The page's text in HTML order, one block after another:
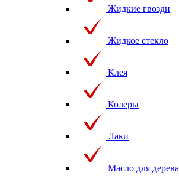
Жидкие гвозди
Жидкое стекло
Клея
Колеры
Лаки
Масло для дерева